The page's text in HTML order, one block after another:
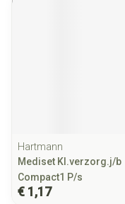
Hartmann
Mediset Kl.verzorg.j/b
Compact1 P/s
€ 1,17